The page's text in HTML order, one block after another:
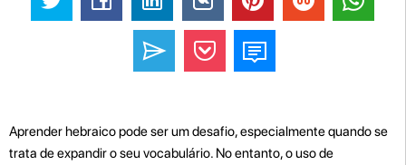
Aprender hebraico pode ser um desafio, especialmente quando se
trata de expandir o seu vocabulário. No entanto, o uso de